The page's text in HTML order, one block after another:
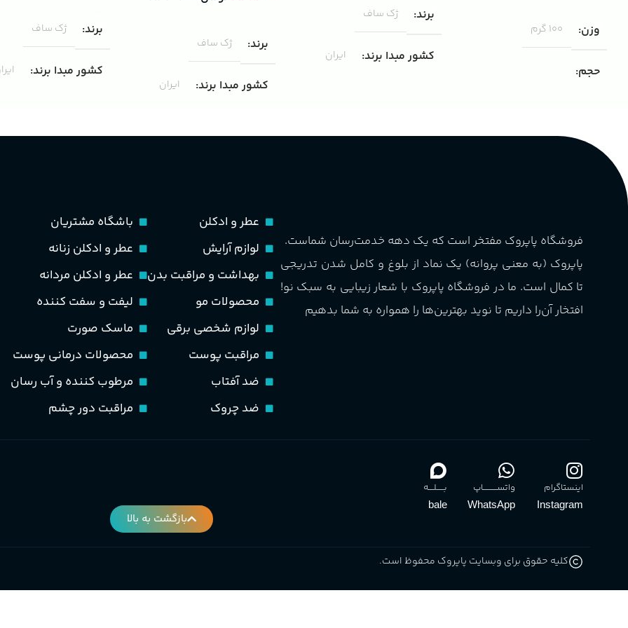
وزن 100 گرم
حجم
طبع تلخ,گرم
غلظت اکسترکت دو پرفیوم
برند Sanchez
برند ژک ساف
کشور مبدا برند ایران
گروه بویایی
میوه‌ها و مرکبات، وانیل،
نت‌های چوبی
برند ژک ساف
کشور مبدا برند ایران
مناسب برای
گروه بویایی
PA_بخش-بو
برند ژک ساف
کشور مبدا برند
PA_بخش-بو
کوهی، پاتچولی، عنبر،
فروشگاه پاپروک مفتخر است که یک دهه خدمت‌رسان شماست.
پاپروک (به معنی پروانه) یک نماد از بلوغ و کامل شدن تدریجی
تا کمال است. ما در فروشگاه پاپروک با شعار زیبایی به سبک نو!
افتخار آن‌را داریم تا نوید بهترین‌ها را همواره به شما بدهیم
عطر و ادکلن
لوازم آرایش
بهداشت و مراقبت بدن
محصولات مو
لوازم شخصی برقی
مراقبت پوست
ضد آفتاب
ضد چروک
باشگاه مشتریان
عطر و ادکلن زنانه
عطر و ادکلن مردانه
لیفت و سفت کننده
ماسک صورت
محصولات درمانی پوست
مرطوب کننده و آب رسان
مراقبت دور چشم
اینستاگرام
Instagram
واتســــــــــاپ
WhatsApp
بـــــلــــه
bale
بازگشت به بالا
کلیه حقوق برای وبسایت پاپروک محفوظ است.